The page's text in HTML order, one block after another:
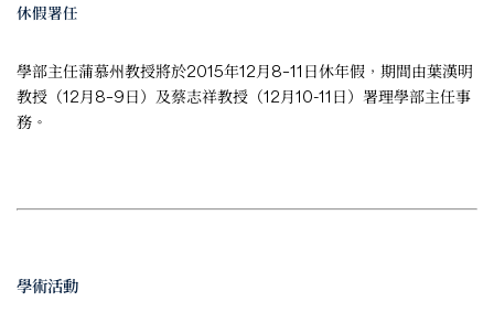
休假署任
學部主任蒲慕州教授將於2015年12月8–11日休年假，期間由葉漢明
教授（12月8–9日）及蔡志祥教授（12月10-11日）署理學部主任事
務。
學術活動